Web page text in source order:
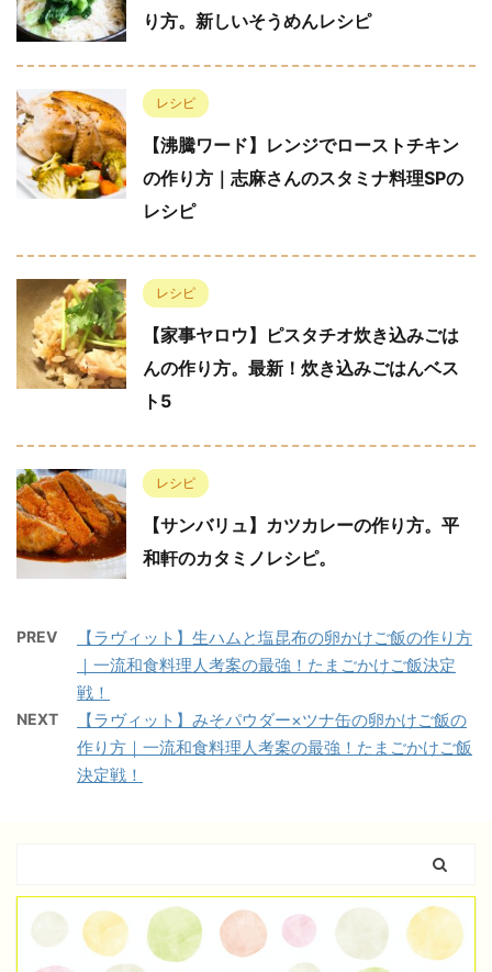
り方。新しいそうめんレシピ
レシピ
【沸騰ワード】レンジでローストチキン
の作り方｜志麻さんのスタミナ料理SPの
レシピ
レシピ
【家事ヤロウ】ピスタチオ炊き込みごは
んの作り方。最新！炊き込みごはんベス
ト5
レシピ
【サンバリュ】カツカレーの作り方。平
和軒のカタミノレシピ。
PREV
【ラヴィット】生ハムと塩昆布の卵かけご飯の作り方
｜一流和食料理人考案の最強！たまごかけご飯決定
戦！
NEXT
【ラヴィット】みそパウダー×ツナ缶の卵かけご飯の
作り方｜一流和食料理人考案の最強！たまごかけご飯
決定戦！